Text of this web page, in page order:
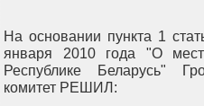
На основании пункта 1
января 2010 года "О
Республике Беларусь"
комитет РЕШИЛ: